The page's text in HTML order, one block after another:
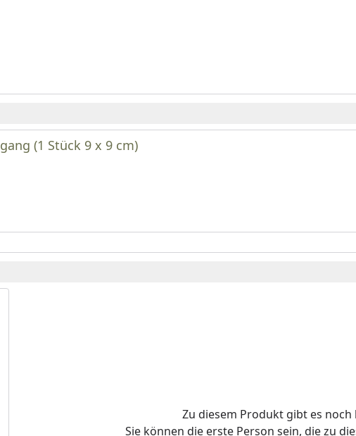
(1 Stück 9 x 9 cm)
Zu diesem Produkt gibt es
Sie können die erste Person sein, die zu